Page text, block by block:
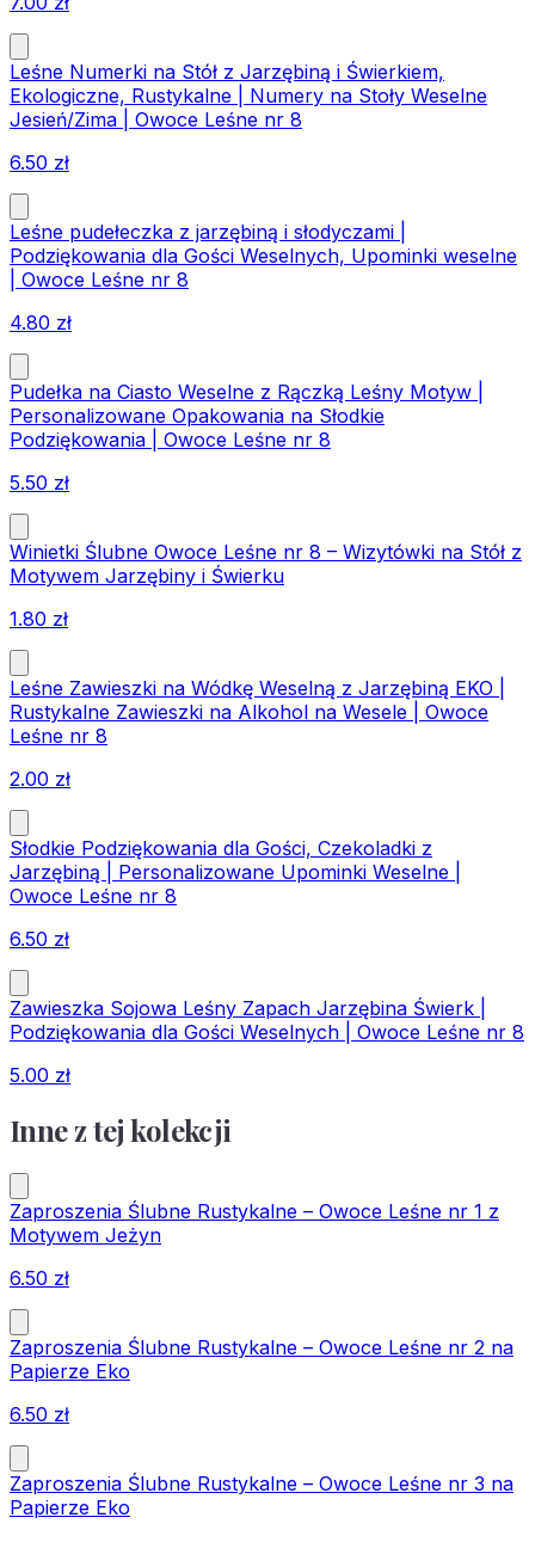
Leśne Numerki na Stół z Jarzębiną i Świerkiem,
Ekologiczne, Rustykalne | Numery na Stoły Weselne
Jesień/Zima | Owoce Leśne nr 8
6.50 zł
Leśne pudełeczka z jarzębiną i słodyczami |
Podziękowania dla Gości Weselnych, Upominki weselne
| Owoce Leśne nr 8
4.80 zł
Pudełka na Ciasto Weselne z Rączką Leśny Motyw |
Personalizowane Opakowania na Słodkie
Podziękowania | Owoce Leśne nr 8
5.50 zł
Winietki Ślubne Owoce Leśne nr 8 – Wizytówki na Stół z
Motywem Jarzębiny i Świerku
1.80 zł
Leśne Zawieszki na Wódkę Weselną z Jarzębiną EKO |
Rustykalne Zawieszki na Alkohol na Wesele | Owoce
Leśne nr 8
2.00 zł
Słodkie Podziękowania dla Gości, Czekoladki z
Jarzębiną | Personalizowane Upominki Weselne |
Owoce Leśne nr 8
6.50 zł
Zawieszka Sojowa Leśny Zapach Jarzębina Świerk |
Podziękowania dla Gości Weselnych | Owoce Leśne nr 8
5.00 zł
Inne z tej kolekcji
Zaproszenia Ślubne Rustykalne – Owoce Leśne nr 1 z
Motywem Jeżyn
6.50 zł
Zaproszenia Ślubne Rustykalne – Owoce Leśne nr 2 na
Papierze Eko
6.50 zł
Zaproszenia Ślubne Rustykalne – Owoce Leśne nr 3 na
Papierze Eko